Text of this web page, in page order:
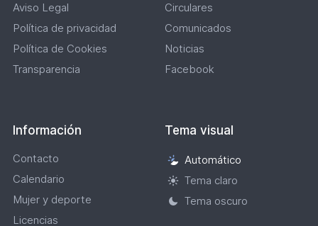
Aviso Legal
Política de privacidad
Política de Cookies
Transparencia
Circulares
Comunicados
Noticias
Facebook
Información
Contacto
Calendario
Mujer y deporte
Licencias
Tema visual
Selección
de
tema
Automático
Tema claro
Tema oscuro